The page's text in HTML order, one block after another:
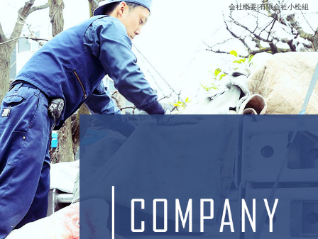
会社概要|有限会社小松組